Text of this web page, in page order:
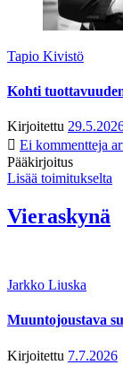
Tapio Kivistö
Kohti
Kirjoitettu
Ei kommentteja
Pääkirjoitus
Lisää toimitukselta
Vieraskynä
Jarkko Liuska
Muuntojoustava
Kirjoitettu 7.7.2026